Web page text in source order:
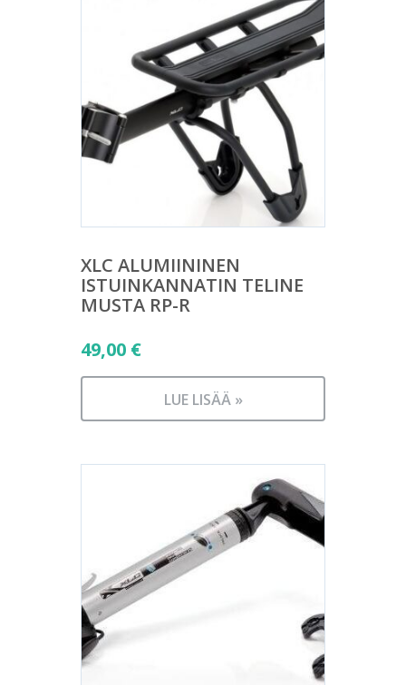
XLC ALUMIININEN
ISTUINKANNATIN TELINE
MUSTA RP-R
49,00 €
LUE LISÄÄ »